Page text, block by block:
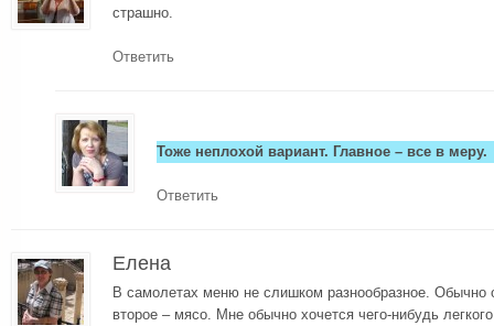
страшно.
Ответить
Тоже неплохой вариант. Главное – все в меру.
Ответить
Елена
В самолетах меню не слишком разнообразное. Обычно
второе – мясо. Мне обычно хочется чего-нибудь